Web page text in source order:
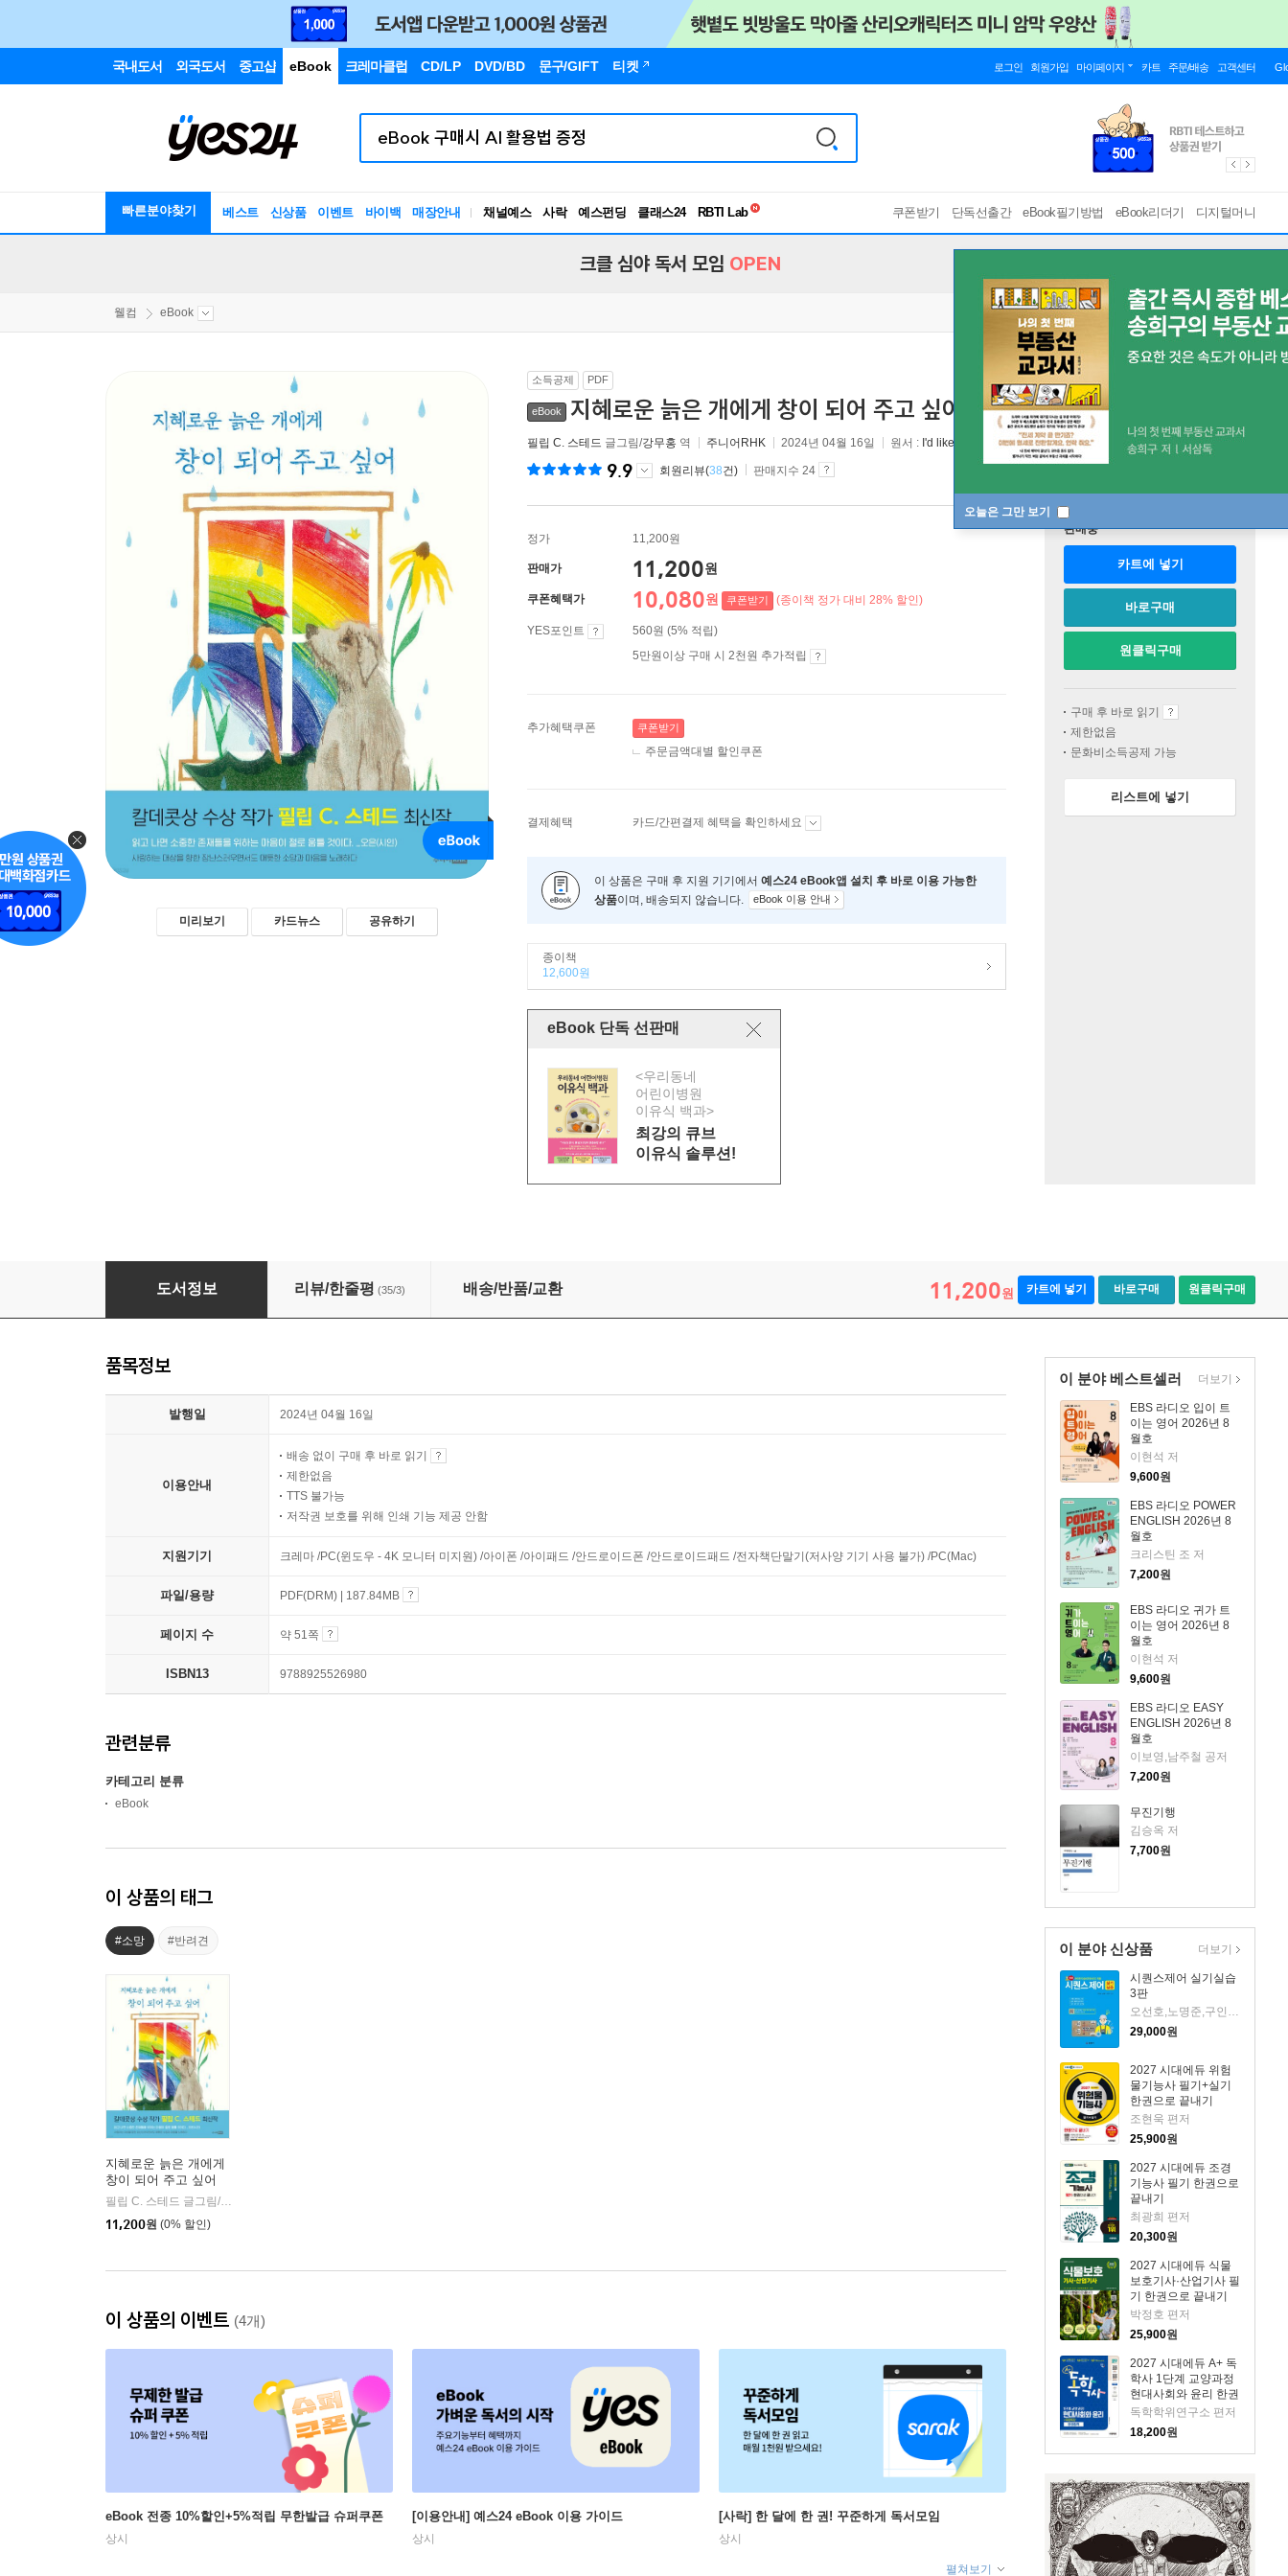
국내도서 외국도서 중고샵 eBook 크레마클럽 CD/LP DVD/BD 문구/GIFT 티켓 로그인 회원가입 마이페이지 카트 주문/배송 고객센터
빠른분야찾기 베스트 신상품 이벤트 바이백 매장안내 채널예스 사락 예스펀딩 클래스24
RBTI Lab
독서유형검사
쿠폰받기 단독선출간 eBook필기방법 eBook리더기 디지털머니
오늘은 그만 보기
크클 심야 독서 모임 OPEN
웰컴 eBook
미리보기 카드뉴스 공유하기
소득공제 PDF
eBook 지혜로운 늙은 개에게 창이 되어 주고 싶어 [ PDF ]
필립 C. 스테드 글그림/강무홍 역 주니어RHK 2024년 04월 16일 원서 : I'd like to be the window for a wise old dog
9.9 회원리뷰(38건) 판매지수 24
정가 11,200원
판매가 11,200원
쿠폰혜택가 10,080원 쿠폰받기 (종이책 정가 대비 28% 할인)
YES포인트
560원 (5% 적립)
5만원이상 구매 시 2천원 추가적립
추가혜택쿠폰 쿠폰받기
주문금액대별 할인쿠폰
결제혜택 카드/간편결제 혜택을 확인하세요
이 상품은 구매 후 지원 기기에서 예스24 eBook앱 설치 후 바로 이용 가능한
상품이며, 배송되지 않습니다. eBook 이용 안내
종이책
12,600원
eBook 단독 선판매
<우리동네
어린이병원
이유식 백과>
최강의 큐브
이유식 솔루션!
판매중
카트에 넣기
바로구매
원클릭구매
구매 후 바로 읽기
제한없음
문화비소득공제 가능
리스트에 넣기
지혜로운 늙은 개에게 창이 되어 주고 싶어
도서정보 리뷰/한줄평 (35/3) 배송/반품/교환 11,200원 카트에 넣기 바로구매 원클릭구매
이 분야 베스트셀러
EBS 라디오 입이 트
이는 영어 2026년 8
월호
이현석 저
9,600원
EBS 라디오 POWER
ENGLISH 2026년 8
월호
크리스틴 조 저
7,200원
EBS 라디오 귀가 트
이는 영어 2026년 8
월호
이현석 저
9,600원
EBS 라디오 EASY
ENGLISH 2026년 8
월호
이보영,남주철 공저
7,200원
무진기행
김승옥 저
7,700원
더보기
이 분야 신상품
시퀀스제어 실기실습
3판
오선호,노명준,구인석 저
29,000원
2027 시대에듀 위험
물기능사 필기+실기
한권으로 끝내기
조현욱 편저
25,900원
2027 시대에듀 조경
기능사 필기 한권으로
끝내기
최광희 편저
20,300원
2027 시대에듀 식물
보호기사·산업기사 필
기 한권으로 끝내기
박정호 편저
25,900원
2027 시대에듀 A+ 독
학사 1단계 교양과정
현대사회와 윤리 한권
합격+무료특강
독학학위연구소 편저
18,200원
더보기
품목정보
발행일 2024년 04월 16일
이용안내
배송 없이 구매 후 바로 읽기
제한없음
TTS 불가능
저작권 보호를 위해 인쇄 기능 제공 안함
지원기기 크레마 /PC(윈도우 - 4K 모니터 미지원) /아이폰 /아이패드 /안드로이드폰 /안드로이드패드 /전자책단말기(저사양 기기 사용 불가) /PC(Mac)
파일/용량 PDF(DRM) | 187.84MB
페이지 수 약 51쪽
ISBN13 9788925526980
관련분류
카테고리 분류
eBook
이 상품의 태그
#소망 #반려견
지혜로운 늙은 개에게
창이 되어 주고 싶어
필립 C. 스테드 글그림/강무홍 역
11,200원 (0% 할인)
이 상품의 이벤트 (4개)
eBook 전종 10%할인+5%적립 무한발급 슈퍼쿠폰
상시
[이용안내] 예스24 eBook 이용 가이드
상시
[사락] 한 달에 한 권! 꾸준하게 독서모임
상시
펼쳐보기